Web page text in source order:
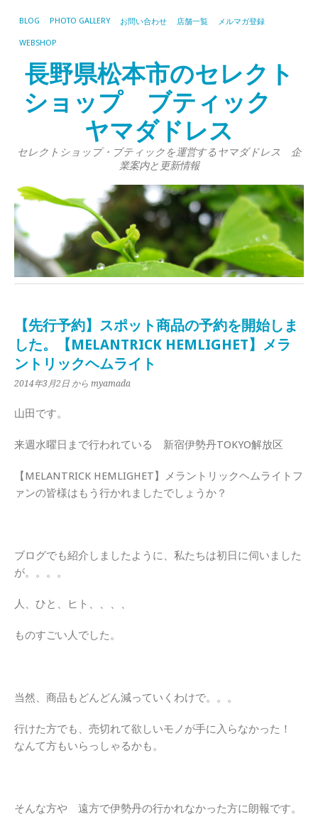
BLOG PHOTO GALLERY お問い合わせ 店舗一覧 メルマガ登録
WEBSHOP
長野県松本市のセレクト
ショップ ブティック
ヤマダドレス
セレクトショップ・ブティックを運営するヤマダドレス 企
業案内と更新情報
【先行予約】スポット商品の予約を開始しま
した。【MELANTRICK HEMLIGHET】メラ
ントリックヘムライト
2014年3月2日 から myamada
山田です。
来週水曜日まで行われている 新宿伊勢丹TOKYO解放区
【MELANTRICK HEMLIGHET】メラントリックヘムライトフ
ァンの皆様はもう行かれましたでしょうか？
ブログでも紹介しましたように、私たちは初日に伺いました
が。。。。
人、ひと、ヒト、、、、
ものすごい人でした。
当然、商品もどんどん減っていくわけで。。。
行けた方でも、売切れて欲しいモノが手に入らなかった！
なんて方もいらっしゃるかも。
そんな方や 遠方で伊勢丹の行かれなかった方に朗報です。